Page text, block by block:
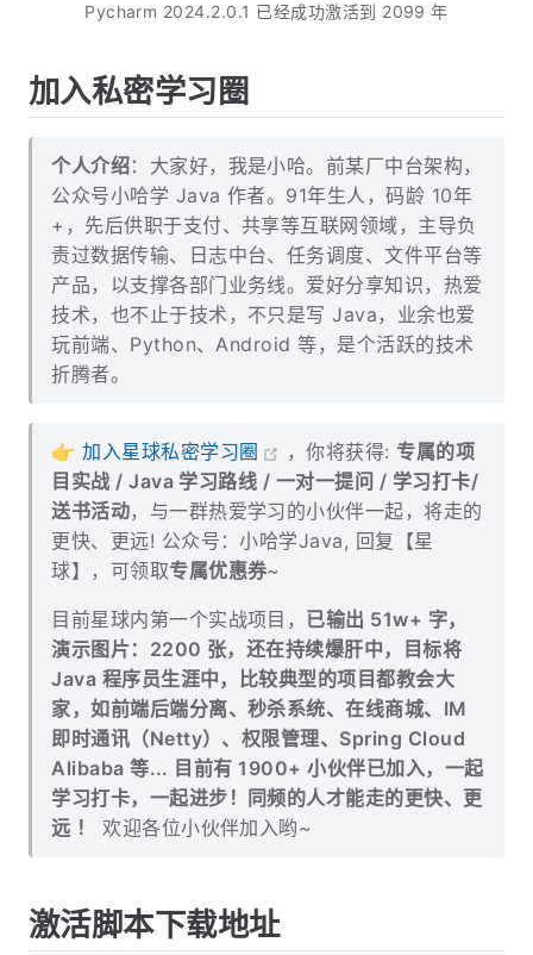
Pycharm 2024.2.0.1 已经成功激活到 2099 年
加入私密学习圈
个人介绍：大家好，我是小哈。前某厂中台架构，
公众号小哈学 Java 作者。91年生人，码龄 10年
+，先后供职于支付、共享等互联网领域，主导负
责过数据传输、日志中台、任务调度、文件平台等
产品，以支撑各部门业务线。爱好分享知识，热爱
技术，也不止于技术，不只是写 Java，业余也爱
玩前端、Python、Android 等，是个活跃的技术
折腾者。
👉加入星球私密学习圈 ，你将获得: 专属的项
目实战 / Java 学习路线 / 一对一提问 / 学习打卡/
送书活动，与一群热爱学习的小伙伴一起，将走的
更快、更远! 公众号：小哈学Java, 回复【星
球】，可领取专属优惠券~
目前星球内第一个实战项目， 已输出 51w+ 字，
演示图片：2200 张，还在持续爆肝中，目标将
Java 程序员生涯中，比较典型的项目都教会大
家，如前端后端分离、秒杀系统、在线商城、IM
即时通讯（Netty）、权限管理、Spring Cloud
Alibaba 等... 目前有 1900+ 小伙伴已加入，一起
学习打卡，一起进步！同频的人才能走的更快、更
远 ！
欢迎各位小伙伴加入哟~
激活脚本下载地址